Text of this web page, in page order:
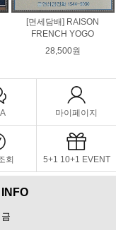
[면세담배] RAISON
FRENCH YOGO
28,500원
마이페이지
회 5+1 10+1 EVENT